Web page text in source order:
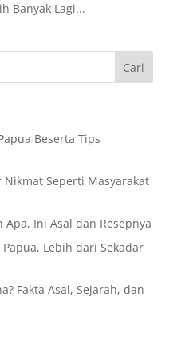
Banyak Lagi...
Beserta Tips
Nikmat Seperti Masyarakat
Ini Asal dan Resepnya
Lebih dari Sekadar
Fakta Asal, Sejarah, dan